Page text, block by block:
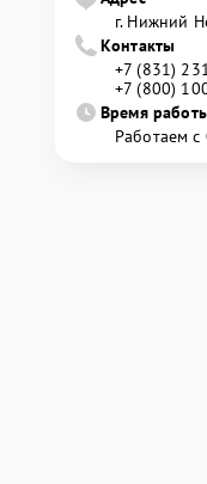
г. Нижний
Контакты
+7 (831)
+7 (800)
Время
Работаем